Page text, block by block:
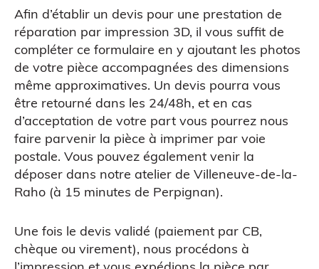
Impression 3D pour l’évènementiel
Afin d’établir un devis pour une prestation de
réparation par impression 3D, il vous suffit de
compléter ce formulaire en y ajoutant les photos
de votre pièce accompagnées des dimensions
même approximatives. Un devis pourra vous
être retourné dans les 24/48h, et en cas
d’acceptation de votre part vous pourrez nous
faire parvenir la pièce à imprimer par voie
postale. Vous pouvez également venir la
déposer dans notre atelier de Villeneuve-de-la-
Raho (à 15 minutes de Perpignan).
Une fois le devis validé (paiement par CB,
chèque ou virement), nous procédons à